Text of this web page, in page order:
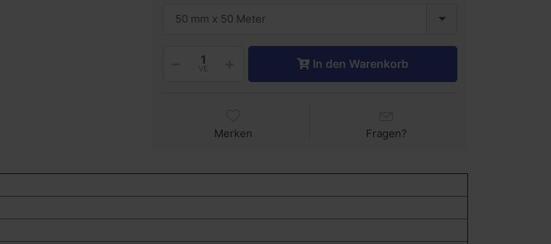
50 mm x 50 Meter
VE In den Warenkorb
Merken Fragen?